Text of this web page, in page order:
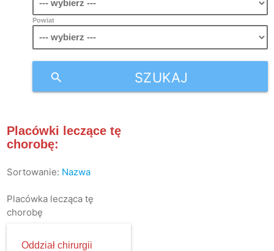
Powiat
SZUKAJ
search
Placówki leczące tę
chorobę:
Sortowanie: Nazwa
Placówka lecząca tę
chorobę
Oddział chirurgii